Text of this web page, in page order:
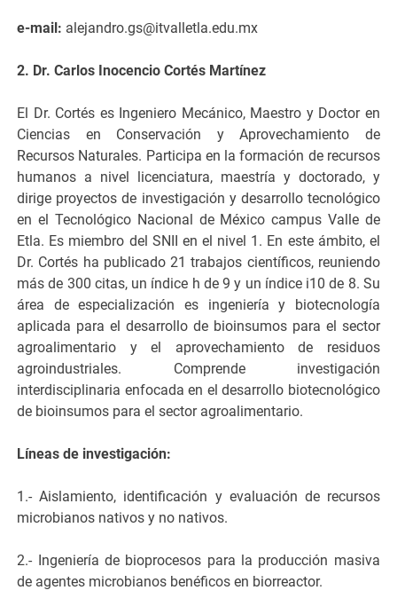
e-mail: alejandro.gs@itvalletla.edu.mx
2. Dr. Carlos Inocencio Cortés Martínez
El Dr. Cortés es Ingeniero Mecánico, Maestro y Doctor en
Ciencias en Conservación y Aprovechamiento de
Recursos Naturales. Participa en la formación de recursos
humanos a nivel licenciatura, maestría y doctorado, y
dirige proyectos de investigación y desarrollo tecnológico
en el Tecnológico Nacional de México campus Valle de
Etla. Es miembro del SNII en el nivel 1. En este ámbito, el
Dr. Cortés ha publicado 21 trabajos científicos, reuniendo
más de 300 citas, un índice h de 9 y un índice i10 de 8. Su
área de especialización es ingeniería y biotecnología
aplicada para el desarrollo de bioinsumos para el sector
agroalimentario y el aprovechamiento de residuos
agroindustriales. Comprende investigación
interdisciplinaria enfocada en el desarrollo biotecnológico
de bioinsumos para el sector agroalimentario.
Líneas de investigación:
1.- Aislamiento, identificación y evaluación de recursos
microbianos nativos y no nativos.
2.- Ingeniería de bioprocesos para la producción masiva
de agentes microbianos benéficos en biorreactor.